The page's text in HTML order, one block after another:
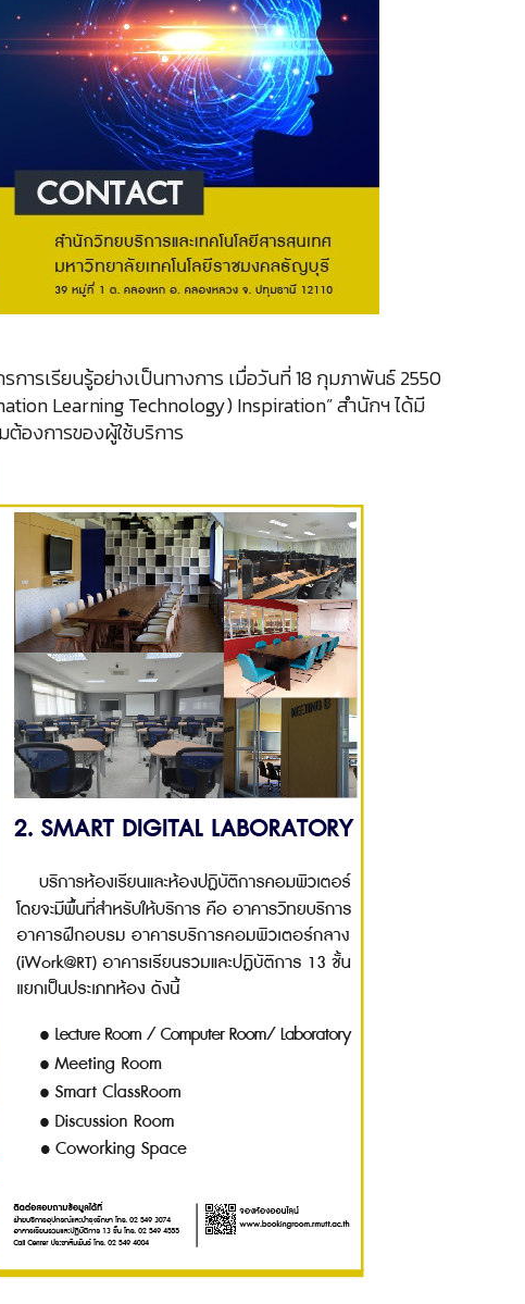
ารเรียนรู้อย่างเป็นทางการ เมื่อวันที่ 18 กุมภาพันธ์ 2550
Learning Technology) Inspiration” สำนักฯ ได้มี
องการของผู้ใช้บริการ